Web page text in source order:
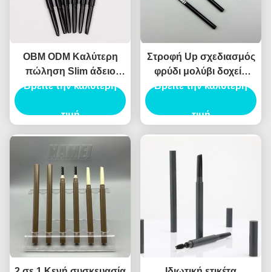
OBM ODM Καλύτερη
πώληση Slim άδειο
μολύβι φρύδι
Βρείτε την καλύτερη
τιμή
Στροφή Up σχεδιασμός
φρύδι μολύβι δοχείο
ABS υλικό αυτόματο
Βρείτε την καλύτερη
τιμή